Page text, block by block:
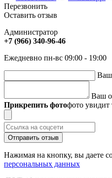
Перезвонить
Оставить отзыв
Администратор
+7 (966) 340-96-46
Ежедневно пн-вс 09:00 - 19:00
Ваш
Прикрепить фотофото увидит
Отправить отзыв
Нажимая на кнопку, вы даете
персональных данных